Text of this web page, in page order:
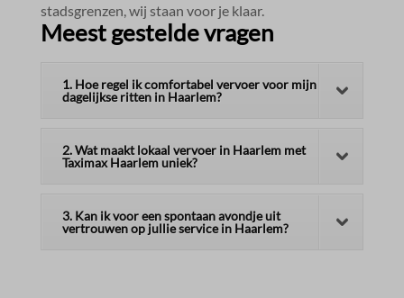
stadsgrenzen, wij staan voor je klaar.​
Meest gestelde vragen
1. Hoe regel ik comfortabel vervoer voor mijn
dagelijkse ritten in Haarlem?
2. Wat maakt lokaal vervoer in Haarlem met
Taximax Haarlem uniek?
3. Kan ik voor een spontaan avondje uit
vertrouwen op jullie service in Haarlem?